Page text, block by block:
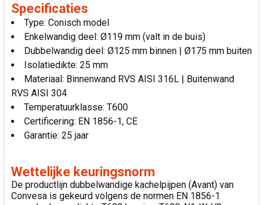
Specificaties
Type: Conisch model
Enkelwandig deel: Ø119 mm (valt in de buis)
Dubbelwandig deel: Ø125 mm binnen | Ø175 mm buiten
Isolatiedikte: 25 mm
Materiaal: Binnenwand RVS AISI 316L | Buitenwand
RVS AISI 304
Temperatuurklasse: T600
Certificering: EN 1856-1, CE
Garantie: 25 jaar
Wettelijke keuringsnorm
De productlijn dubbelwandige kachelpijpen (Avant) van
Convesa is gekeurd volgens de normen EN 1856-1